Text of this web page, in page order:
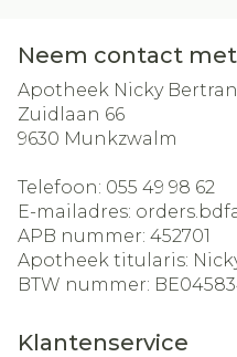
Neem contact
Apotheek Nicky
Zuidlaan 66
9630 Munkzwalm
Telefoon: 055 49 98 62
E-mailadres:
APB nummer: 452701
Apotheek titularis:
BTW nummer:
Klantenservice